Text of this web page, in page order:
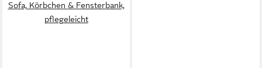
Sofa, Körbchen & Fensterbank,
pflegeleicht